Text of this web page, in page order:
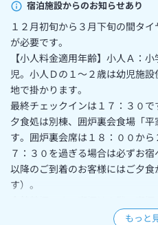
宿泊施設からのお知らせあり
１２月初旬から３月下旬の間タ
が必要です。
【小人料金適用年齢】小人Ａ：
児。小人Ｄの１～２歳は幼児施
地で掛かります。
最終チェックインは１７：３０で
夕食処は別棟、囲炉裏会食場「
す。囲炉裏会席は１８：００から
７：３０を過ぎる場合は必ずお
以降のご到着のお客様にはご夕
す）。